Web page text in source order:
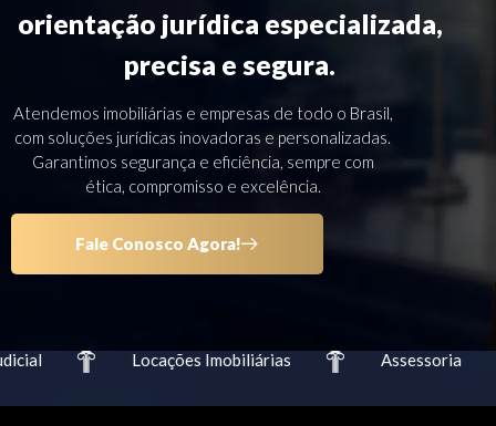
orientação jurídica especializada,
precisa e segura.
Atendemos imobiliárias e empresas de todo o Brasil,
com soluções jurídicas inovadoras e personalizadas.
Garantimos segurança e eficiência, sempre com
ética, compromisso e excelência.
Fale Conosco Agora!
Locações Imobiliárias Assessoria